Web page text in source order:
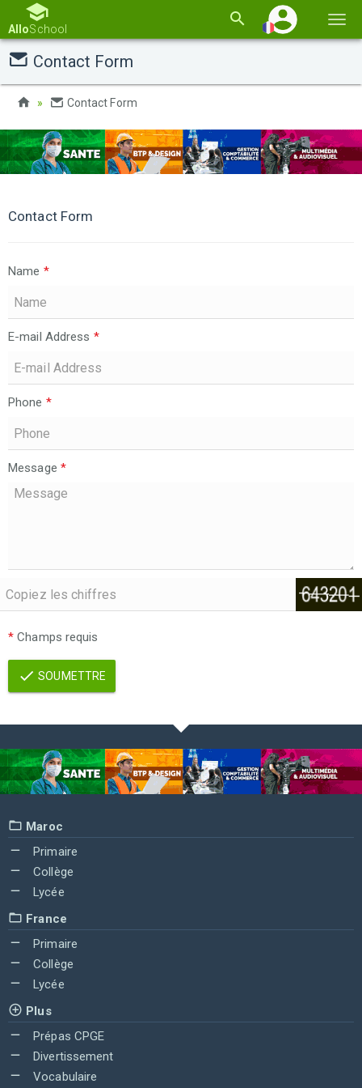
la
AlloSchool
Contact Form
Contact Form
Contact Form
Name *
E-mail Address *
Phone *
Message *
* Champs requis
SOUMETTRE
Maroc
Primaire
Collège
Lycée
France
Primaire
Collège
Lycée
Plus
Prépas CPGE
Divertissement
Vocabulaire